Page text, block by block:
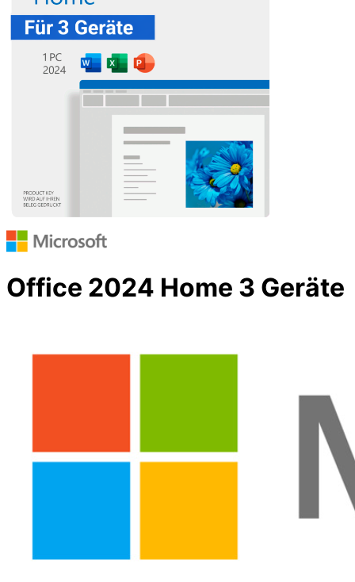
Office 2024 Home 3 Geräte